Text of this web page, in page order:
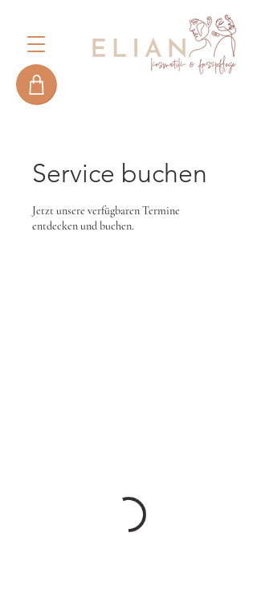
Service buchen
Jetzt unsere verfügbaren Termine
entdecken und buchen.